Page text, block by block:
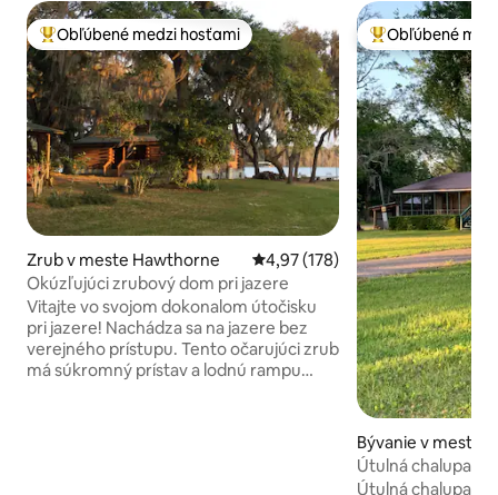
Najobľúbenejšie medzi hosťami
Obľúbené medzi hosťami
Zrub v meste Hawthorne Priemerné ohodnotenie 4,97 z
4,97 (178)
Okúzľujúci zrubový dom pri jazere
Vitajte vo svojom dokonalom útočisku
pri jazere! Nachádza sa na jazere bez
verejného prístupu. Tento očarujúci zrub
má súkromný prístav a lodnú rampu
Najobľúbenejšie
Obľúbené
Bývanie v meste
Útulná chalupa
Útulná chalupa -